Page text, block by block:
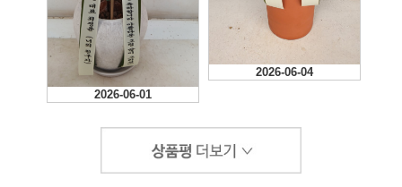
2026-06-04
2026-06-01